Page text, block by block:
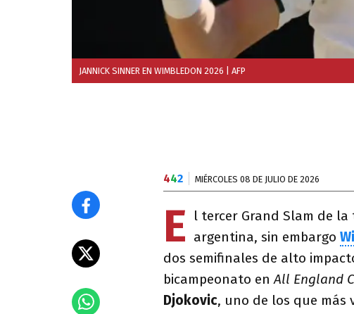
JANNICK SINNER EN WIMBLEDON 2026 | AFP
442 MIÉRCOLES 08 DE JULIO DE 2026
E
l tercer Grand Slam de
argentina, sin embargo
dos semifinales de alto
bicampeonato enAll England
Djokovic, uno de los que